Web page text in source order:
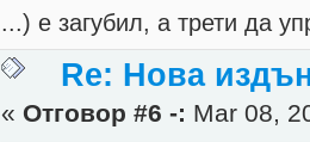
...) е загубил, а трети да
Re: Нова
« Отговор #6 -: Mar 08,